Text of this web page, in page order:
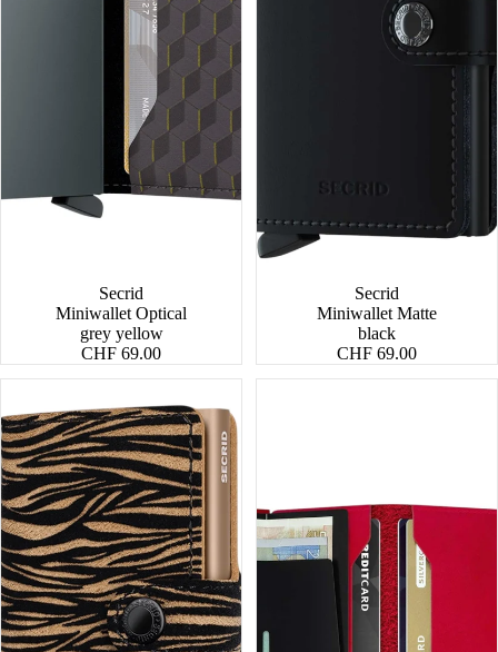
Secrid
Miniwallet Optical
grey yellow
CHF 69.00
Secrid
Miniwallet Matte
black
CHF 69.00